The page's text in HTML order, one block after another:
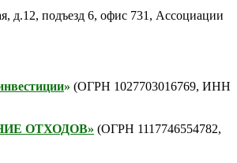
д.12, подъезд 6, офис 731, Ассоциации
» (ОГРН 1027703016769, ИНН
ОТХОДОВ» (ОГРН 1117746554782,